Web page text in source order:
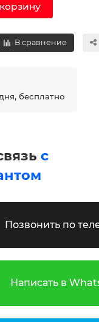
В сравнение
бесплатно
с
Позвонить по
Написать в